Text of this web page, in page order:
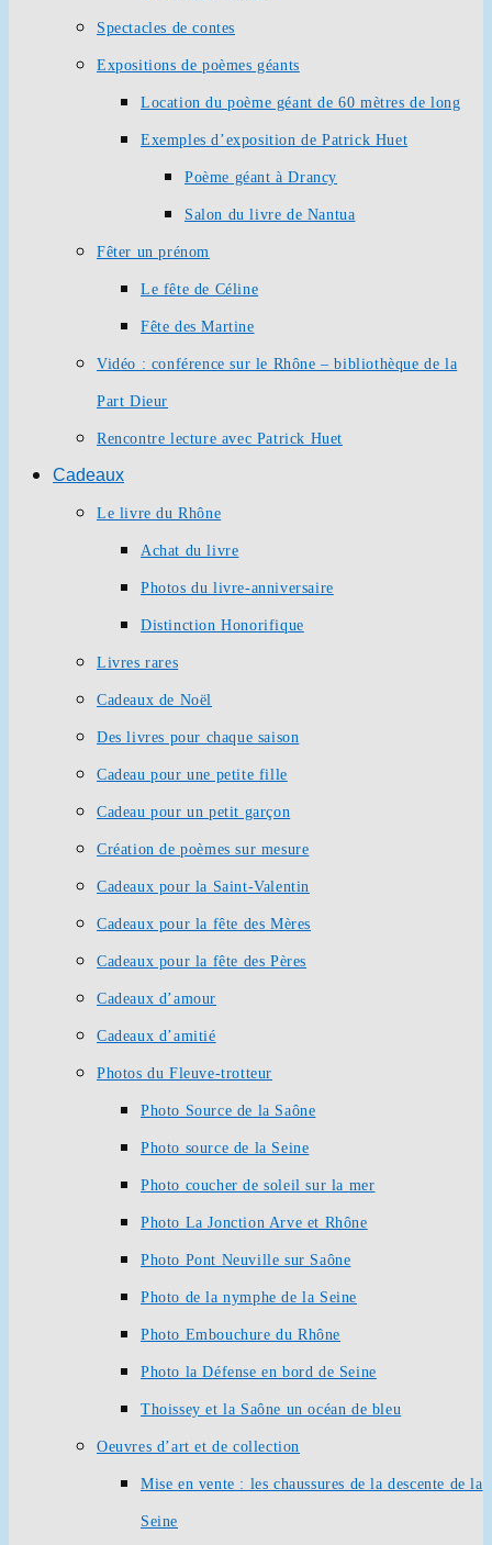
Spectacles de contes
Expositions de poèmes géants
Location du poème géant de 60 mètres de long
Exemples d’exposition de Patrick Huet
Poème géant à Drancy
Salon du livre de Nantua
Fêter un prénom
Le fête de Céline
Fête des Martine
Vidéo : conférence sur le Rhône – bibliothèque de la
Part Dieur
Rencontre lecture avec Patrick Huet
Cadeaux
Le livre du Rhône
Achat du livre
Photos du livre-anniversaire
Distinction Honorifique
Livres rares
Cadeaux de Noël
Des livres pour chaque saison
Cadeau pour une petite fille
Cadeau pour un petit garçon
Création de poèmes sur mesure
Cadeaux pour la Saint-Valentin
Cadeaux pour la fête des Mères
Cadeaux pour la fête des Pères
Cadeaux d’amour
Cadeaux d’amitié
Photos du Fleuve-trotteur
Photo Source de la Saône
Photo source de la Seine
Photo coucher de soleil sur la mer
Photo La Jonction Arve et Rhône
Photo Pont Neuville sur Saône
Photo de la nymphe de la Seine
Photo Embouchure du Rhône
Photo la Défense en bord de Seine
Thoissey et la Saône un océan de bleu
Oeuvres d’art et de collection
Mise en vente : les chaussures de la descente de la
Seine